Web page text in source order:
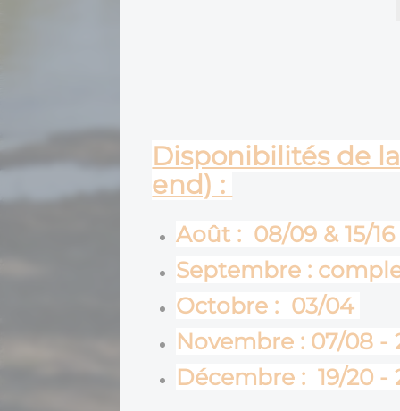
Disponibilités de
end) :
Août : 08/09 & 15/16
Septembre :
Octobre : 03/04
Novembre : 07/08 -
Décembre : 19/20 -